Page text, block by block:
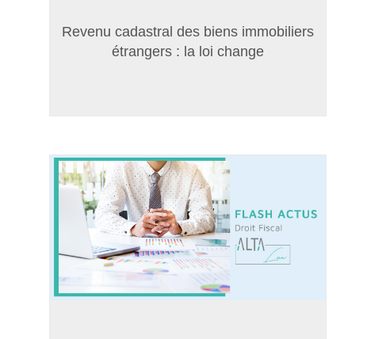
Revenu cadastral des biens immobiliers
étrangers : la loi change